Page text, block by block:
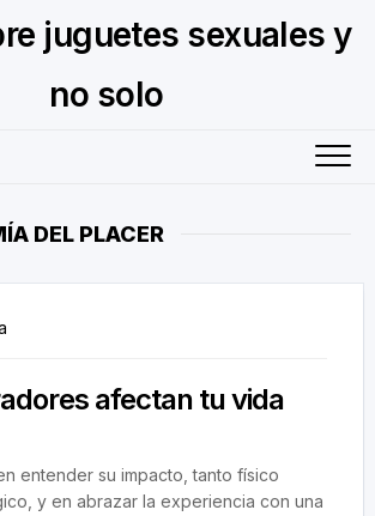
juguetes sexuales y
no solo
DEL PLACER
afectan tu vida
entender su impacto, tanto físico
y en abrazar la experiencia con una